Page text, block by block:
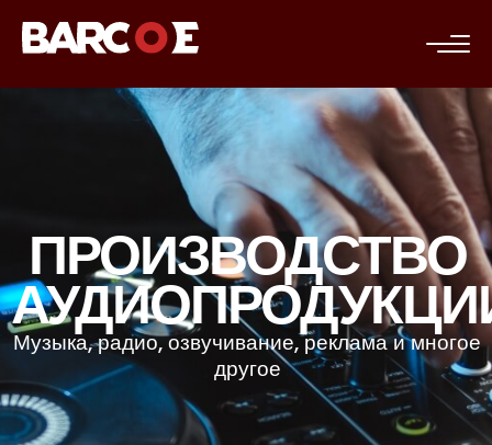
c
ПРОИЗВОДСТВО
Музыка, радио, озвучивание, реклама и многое
другое